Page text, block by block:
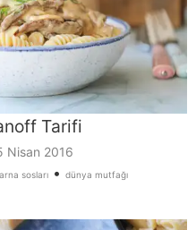
Tarifi
Nisan 2016
sosları • dünya mutfağı